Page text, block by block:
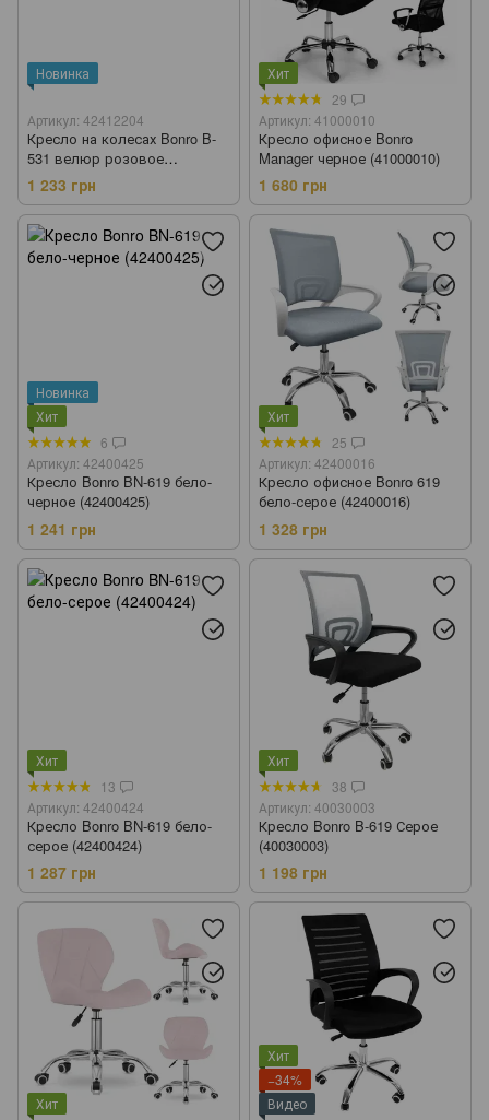
Новинка
Артикул: 42412204
Кресло на колесах Bonro B-
531 велюр розовое
(42412204)
1 233 грн
Хит
29
Артикул: 41000010
Кресло офисное Bonro
Manager черное (41000010)
1 680 грн
Новинка
Хит
6
Артикул: 42400425
Кресло Bonro BN-619 бело-
черное (42400425)
1 241 грн
Хит
25
Артикул: 42400016
Кресло офисное Bonro 619
бело-серое (42400016)
1 328 грн
Хит
13
Артикул: 42400424
Кресло Bonro BN-619 бело-
серое (42400424)
1 287 грн
Хит
38
Артикул: 40030003
Кресло Bonro B-619 Серое
(40030003)
1 198 грн
Хит
Хит
−34%
Видео